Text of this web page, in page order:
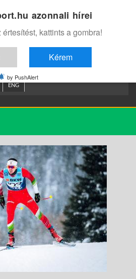
ENG
azonnali hírei
kattints a gombra!
Kérem
by PushAlert